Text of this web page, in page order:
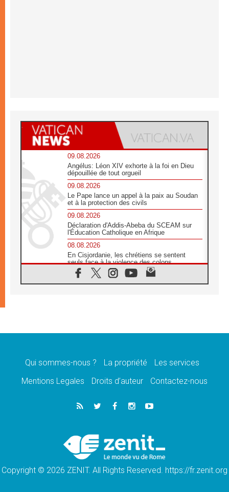
09.08.2026
Angélus: Léon XIV exhorte à la foi en Dieu
dépouillée de tout orgueil
09.08.2026
Le Pape lance un appel à la paix au Soudan
et à la protection des civils
09.08.2026
Déclaration d'Addis-Abeba du SCEAM sur
l'Éducation Catholique en Afrique
08.08.2026
En Cisjordanie, les chrétiens se sentent
seuls face à la violence des colons
08.08.2026
Léon XIV au sanctuaire de Notre Dame du
08.08.2026
08.08.2026
catholiques
Au Bangladesh, l'Église accompagne les
Dalits sur le chemin de la dignité
Philippines: le vicariat apostolique de
Calapan devient un diocèse
Qui sommes-nous ? La propriété
Les services
Mentions Legales
Droits d’auteur Contactez-nous
Copyright © 2026 ZENIT. All Rights Reserved. https://fr.zenit.org